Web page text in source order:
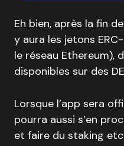
Eh bien, après la fin
y aura les jetons
le réseau Ethereum),
disponibles sur des
Lorsque l’app sera
pourra aussi s’en
et faire du staking